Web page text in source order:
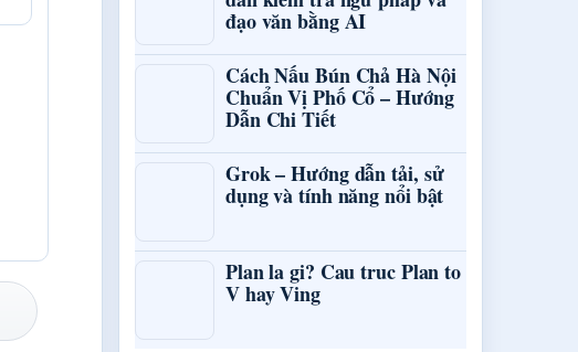
đạo văn bằng AI
Cách Nấu Bún Chả Hà Nội
Chuẩn Vị Phố Cổ – Hướng
Dẫn Chi Tiết
Grok – Hướng dẫn tải, sử
dụng và tính năng nổi bật
Plan la gi? Cau truc Plan to
V hay Ving